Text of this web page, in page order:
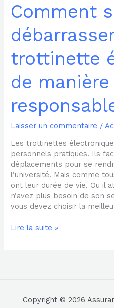
Comment
trottinette
de manière
Laisser un commentaire /
Les trottinettes
personnels pratiques. Ils
déplacements pour se
l’université. Mais comme
ont leur durée de vie. Ou il
n’avez plus besoin de son
vous devez choisir la
Lire la suite »
Copyright © 2026